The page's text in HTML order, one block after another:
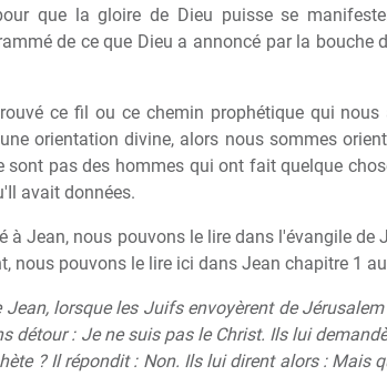
que la gloire de Dieu puisse se
de ce que Dieu a annoncé par la bouche
ce fil ou ce chemin prophétique qui
orientation divine, alors nous sommes
sont pas des hommes qui ont fait quelque
avait données.
à Jean, nous pouvons le lire dans l'évangile
nous pouvons le lire ici dans Jean chapitre 1
Jean, lorsque les Juifs envoyèrent de
détour : Je ne suis pas le Christ. Ils lui
? Il répondit : Non. Ils lui dirent alors : Mais